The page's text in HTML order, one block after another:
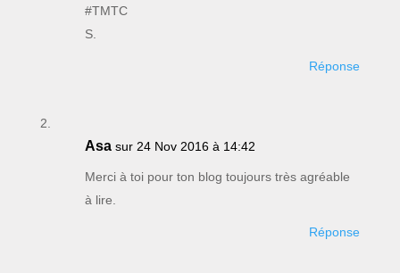
#TMTC
S.
Réponse
Asa sur 24 Nov 2016 à 14:42
Merci à toi pour ton blog toujours très agréable
à lire.
Réponse